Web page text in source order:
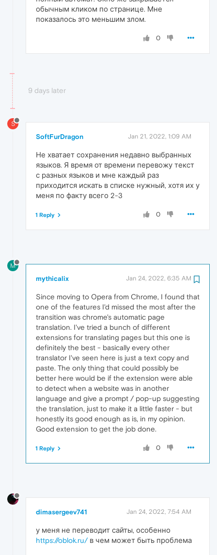
обычным кликом по странице. Мне
показалось это меньшим злом.
0
9 days later
S
SoftFurDragon Jan 21, 2022, 1:09 AM
Не хватает сохранения недавно выбранных
языков. Я время от времени перевожу текст
с разных языков и мне каждый раз
приходится искать в списке нужный, хотя их у
меня по факту всего 2-3
0
1 Reply
M
mythicalix Jan 24, 2022, 6:35 AM
Since moving to Opera from Chrome, I found that
one of the features I'd missed the most after the
transition was chrome's automatic page
translation. I've tried a bunch of different
extensions for translating pages but this one is
definitely the best - basically every other
translator I've seen here is just a text copy and
paste. The only thing that could possibly be
better here would be if the extension were able
to detect when a website was in another
language and give a prompt / pop-up suggesting
the translation, just to make it a little faster - but
honestly its good enough as is, in my opinion.
Good extension to get the job done.
0
1 Reply
dimasergeev741 Jan 24, 2022, 7:54 AM
у меня не переводит сайты, особенно
https://oblok.ru/в чем может быть проблема